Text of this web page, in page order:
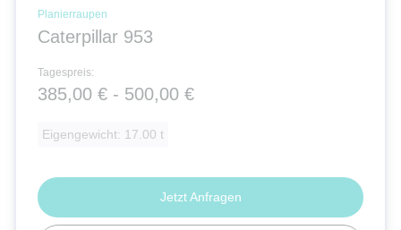
Planierraupen
Caterpillar 953
Tagespreis:
385,00 € - 500,00 €
Eigengewicht: 17.00 t
Jetzt Anfragen